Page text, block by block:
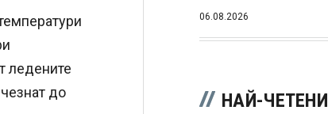
ледените
до
06.08.2026
НАЙ-ЧЕТЕНИ